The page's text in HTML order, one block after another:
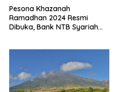
Pesona Khazanah
Ramadhan 2024 Resmi
Dibuka, Bank NTB Syariah